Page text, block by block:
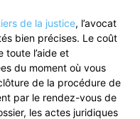
de la justice, l’avocat
bien précises. Le coût
l’aide et
du moment où vous
de la procédure de
par le rendez-vous de
les actes juridiques